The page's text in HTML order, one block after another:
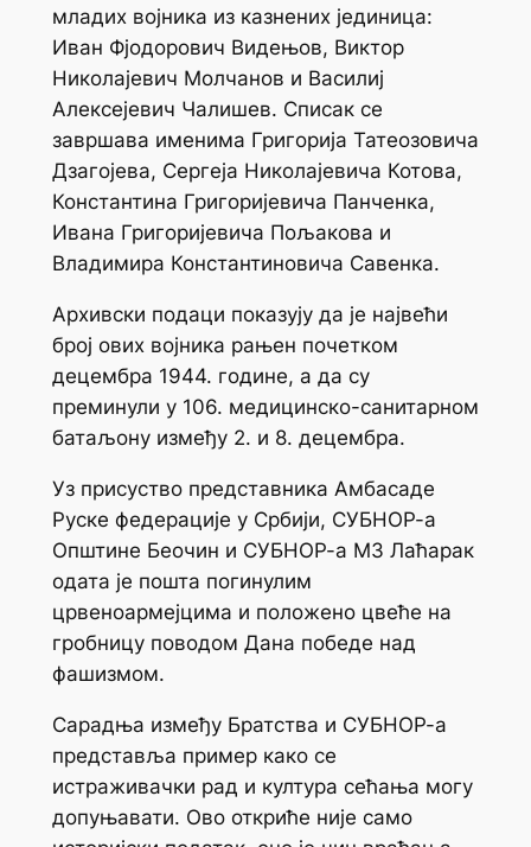
младих војника из казнених јединица:
Иван Фјодорович Видењов, Виктор
Николајевич Молчанов и Василиј
Алексејевич Чалишев. Списак се
завршава именима Григорија Татеозовича
Дзагoјева, Сергеја Николајевича Котова,
Константина Григоријевича Панченка,
Ивана Григоријевича Пољакова и
Владимира Константиновича Савенка.
Архивски подаци показују да је највећи
број ових војника рањен почетком
децембра 1944. године, а да су
преминули у 106. медицинско-санитарном
батаљону између 2. и 8. децембра.
Уз присуство представника Амбасаде
Руске федерације у Србији, СУБНОР-а
Општине Беочин и СУБНОР-а МЗ Лаћарак
одата је пошта погинулим
црвеноармејцима и положено цвеће на
гробницу поводом Дана победе над
фашизмом.
Сарадња између Братства и СУБНОР-а
представља пример како се
истраживачки рад и култура сећања могу
допуњавати. Ово откриће није само